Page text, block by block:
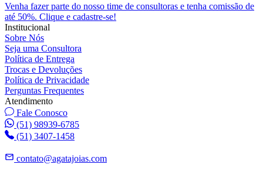
Venha fazer parte do nosso time de consultoras e tenha comissão de
até 50%. Clique e cadastre-se!
Institucional
Sobre Nós
Seja uma Consultora
Política de Entrega
Trocas e Devoluções
Política de Privacidade
Perguntas Frequentes
Atendimento
Fale Conosco
(51) 98939-6785
(51) 3407-1458
contato@agatajoias.com